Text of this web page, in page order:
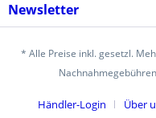
Newsletter
* Alle Preise inkl. gesetzl.
Händler-Login Über